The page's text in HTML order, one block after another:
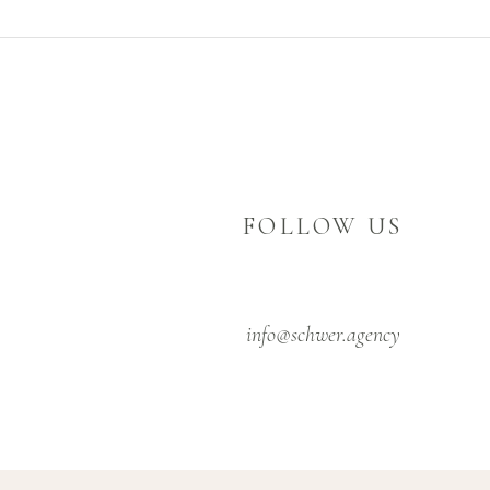
FOLLOW US
info@schwer.agency